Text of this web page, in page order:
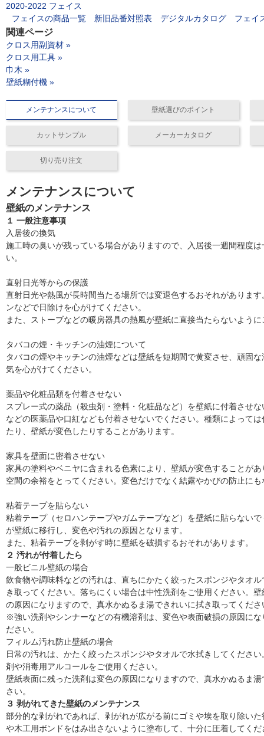
2020-2022 フェイス
フェイスの商品一覧
新旧品番対照表 デジタルカタログ フェイ
関連ページ
クロス用副資材 »
クロス用工具 »
巾木 »
壁紙糊付機 »
メンテナンスについて 壁紙選びのポイント
カットサンプル メーカーカタログ
切り売り注文
メンテナンスについて
壁紙のメンテナンス
１ 一般注意事項
入居後の換気
施工時の臭いが残っている場合がありますので、入居後一週間程度
い。
直射日光等からの保護
直射日光や熱風が長時間当たる場所では変退色するおそれがありま
ンなどで日除けを心がけてください。
また、ストーブなどの暖房器具の熱風が壁紙に直接当たらないよう
タバコの煙・キッチンの油煙について
タバコの煙やキッチンの油煙などは壁紙を短期間で黄変させ、頑固
気を心がけてください。
薬品や化粧品類を付着させない
スプレー式の薬品（殺虫剤・塗料・化粧品など）を壁紙に付着させ
などの医薬品や口紅なども付着させないでください。種類によって
たり、壁紙が変色したりすることがあります。
家具を壁面に密着させない
家具の塗料やベニヤに含まれる色素により、壁紙が変色することが
空間の余裕をとってください。変色だけでなく結露やかびの防止に
粘着テープを貼らない
粘着テープ（セロハンテープやガムテープなど）を壁紙に貼らない
が壁紙に移行し、変色や汚れの原因となります。
また、粘着テープを剥がす時に壁紙を破損するおそれがあります。
２ 汚れが付着したら
一般ビニル壁紙の場合
飲食物や調味料などの汚れは、直ちにかたく絞ったスポンジやタオ
き取ってください。落ちにくい場合は中性洗剤をご使用ください。
の原因になりますので、真水かぬるま湯できれいに拭き取ってくださ
※強い洗剤やシンナーなどの有機溶剤は、変色や表面破損の原因に
ださい。
フィルム汚れ防止壁紙の場合
日常の汚れは、かたく絞ったスポンジやタオルで水拭きしてくださ
剤や消毒用アルコールをご使用ください。
壁紙表面に残った洗剤は変色の原因になりますので、真水かぬるま
さい。
３ 剥がれてきた壁紙のメンテナンス
部分的な剥がれであれば、剥がれが広がる前にゴミや埃を取り除い
や木工用ボンドをはみ出さないように塗布して、十分に圧着してく